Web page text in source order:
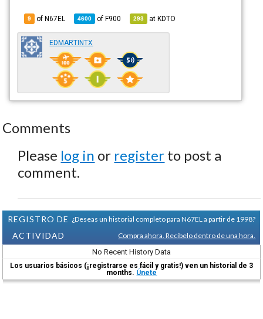
9 of N67EL 4600 ofF900 293 atKDTO
EDMARTINTX
Comments
Please log in or register to post a
comment.
REGISTRO DE
ACTIVIDAD
¿Deseas un historial completo para N67EL a partir de 1998?
Compra ahora. Recíbelo dentro de una hora.
No Recent History Data
Los usuarios básicos (¡registrarse es fácil y gratis!) ven un historial de 3
months. Únete